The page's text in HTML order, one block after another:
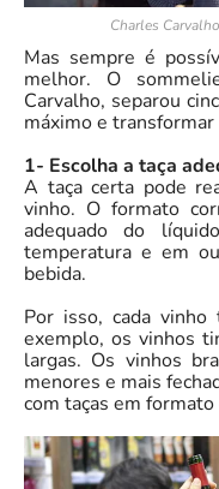
Charles
Mas sempre é
melhor. O
Carvalho, separou
máximo e transformar
1- Escolha a taça
A taça certa pode
vinho. O formato
adequado do
temperatura e em
bebida.
Por isso, cada vinho
exemplo, os vinhos
largas. Os vinhos
menores e mais
com taças em